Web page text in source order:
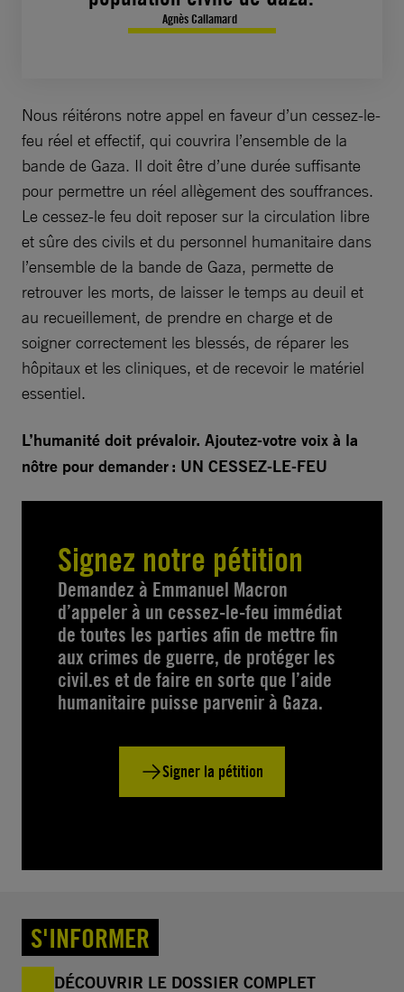
Agnès Callamard
Nous réitérons notre appel en faveur d’un cessez-le-
feu réel et effectif, qui couvrira l’ensemble de la
bande de Gaza. Il doit être d’une durée suffisante
pour permettre un réel allègement des souffrances.
Le cessez-le feu doit reposer sur la circulation libre
et sûre des civils et du personnel humanitaire dans
l’ensemble de la bande de Gaza, permette de
retrouver les morts, de laisser le temps au deuil et
au recueillement, de prendre en charge et de
soigner correctement les blessés, de réparer les
hôpitaux et les cliniques, et de recevoir le matériel
essentiel.
L’humanité doit prévaloir. Ajoutez-votre voix à la
nôtre pour demander : UN CESSEZ-LE-FEU
Signez notre pétition
Demandez à Emmanuel Macron
d’appeler à un cessez-le-feu immédiat
de toutes les parties afin de mettre fin
aux crimes de guerre, de protéger les
civil.es et de faire en sorte que l’aide
humanitaire puisse parvenir à Gaza.
Signer la pétition
S'INFORMER
DÉCOUVRIR LE DOSSIER COMPLET